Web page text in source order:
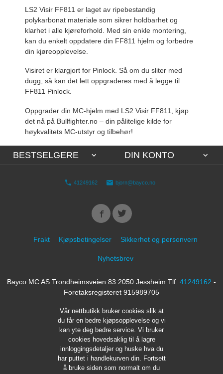
LS2 Visir FF811 er laget av ripebestandig
polykarbonat materiale som sikrer holdbarhet og
klarhet i alle kjøreforhold. Med sin enkle montering,
kan du enkelt oppdatere din FF811 hjelm og forbedre
din kjøreopplevelse.
Visiret er klargjort for Pinlock. Så om du sliter med
dugg, så kan det lett oppgraderes med å legge til
FF811 Pinlock.
Oppgrader din MC-hjelm med LS2 Visir FF811, kjøp
det nå på Bullfighter.no – din pålitelige kilde for
høykvalitets MC-utstyr og tilbehør!
BESTSELGERE DIN KONTO
41249162 bjorn@bayco.no
Frakt Kjøpsbetingelser Sikkerhet og personvern
Nyhetsbrev
Bayco MC AS Trondheimsveien 83 2050 Jessheim Tlf. 41249162 -
Foretaksregisteret 915989705
Vår nettbutikk bruker cookies slik at
du får en bedre kjøpsopplevelse og vi
kan yte deg bedre service. Vi bruker
cookies hovedsaklig til å lagre
innloggingsdetaljer og huske hva du
har puttet i handlekurven din. Fortsett
å bruke siden som normalt om du